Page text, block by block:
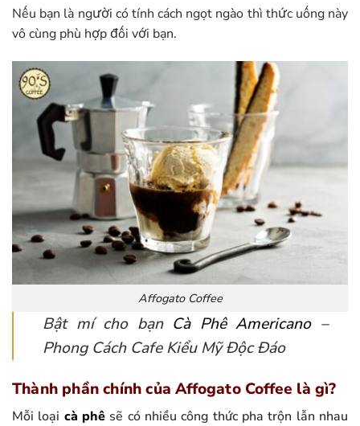
Nếu bạn là người có tính cách ngọt ngào thì thức uống này
vô cùng phù hợp đối với bạn.
Affogato Coffee
Bật mí cho bạn Cà Phê Americano–
Phong Cách Cafe Kiểu Mỹ Độc Đáo
Thành phần chính của Affogato Coffee là gì?
Mỗi loại cà phê sẽ có nhiều công thức pha trộn lẫn nhau